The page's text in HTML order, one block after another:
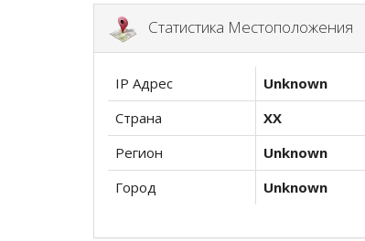
Статистика Местоположения
IP Адрес
Unknown
Страна
XX
Регион
Unknown
Город
Unknown